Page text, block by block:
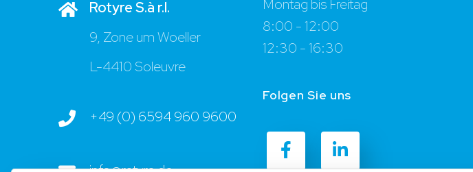
Rotyre S.à r.l.
9, Zone um Woeller
L-4410 Soleuvre
+49 (0) 6594 960 9600
Montag bis Freitag
8:00 - 12:00
12:30 - 16:30
Folgen Sie uns